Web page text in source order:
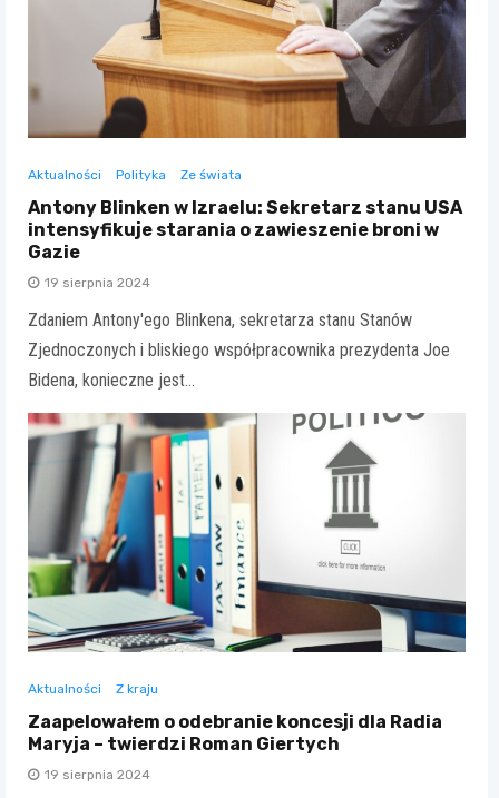
Aktualności Polityka Ze świata
Antony Blinken w Izraelu: Sekretarz stanu USA
intensyfikuje starania o zawieszenie broni w
Gazie
19 sierpnia 2024
Zdaniem Antony'ego Blinkena, sekretarza stanu Stanów
Zjednoczonych i bliskiego współpracownika prezydenta Joe
Bidena, konieczne jest…
Aktualności Z kraju
Zaapelowałem o odebranie koncesji dla Radia
Maryja – twierdzi Roman Giertych
19 sierpnia 2024